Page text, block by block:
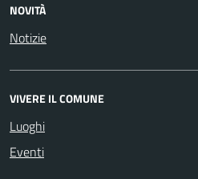
NOVITÀ
Notizie
VIVERE IL COMUNE
Luoghi
Eventi